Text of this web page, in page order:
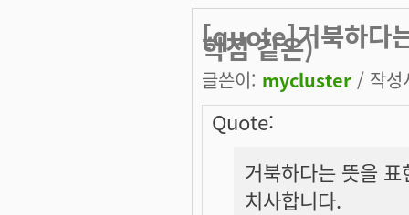
[quote]거북하다
학점 같은)
글쓴이: mycluster / 작
Quote:
거북하다는 뜻을
치사합니다.